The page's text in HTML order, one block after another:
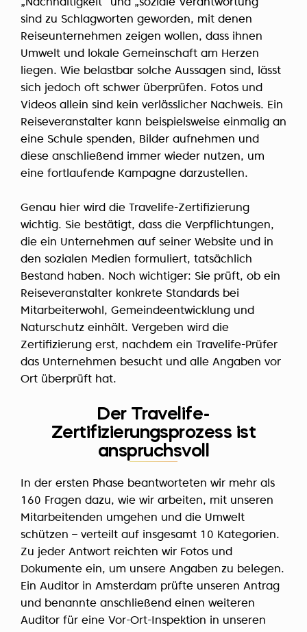
„Nachhaltigkeit“ und „soziale Verantwortung“
sind zu Schlagworten geworden, mit denen
Reiseunternehmen zeigen wollen, dass ihnen
Umwelt und lokale Gemeinschaft am Herzen
liegen. Wie belastbar solche Aussagen sind, lässt
sich jedoch oft schwer überprüfen. Fotos und
Videos allein sind kein verlässlicher Nachweis. Ein
Reiseveranstalter kann beispielsweise einmalig an
eine Schule spenden, Bilder aufnehmen und
diese anschließend immer wieder nutzen, um
eine fortlaufende Kampagne darzustellen.
Genau hier wird die Travelife-Zertifizierung
wichtig. Sie bestätigt, dass die Verpflichtungen,
die ein Unternehmen auf seiner Website und in
den sozialen Medien formuliert, tatsächlich
Bestand haben. Noch wichtiger: Sie prüft, ob ein
Reiseveranstalter konkrete Standards bei
Mitarbeiterwohl, Gemeindeentwicklung und
Naturschutz einhält. Vergeben wird die
Zertifizierung erst, nachdem ein Travelife-Prüfer
das Unternehmen besucht und alle Angaben vor
Ort überprüft hat.
Der Travelife-
Zertifizierungsprozess ist
anspruchsvoll
In der ersten Phase beantworteten wir mehr als
160 Fragen dazu, wie wir arbeiten, mit unseren
Mitarbeitenden umgehen und die Umwelt
schützen – verteilt auf insgesamt 10 Kategorien.
Zu jeder Antwort reichten wir Fotos und
Dokumente ein, um unsere Angaben zu belegen.
Ein Auditor in Amsterdam prüfte unseren Antrag
und benannte anschließend einen weiteren
Auditor für eine Vor-Ort-Inspektion in unseren